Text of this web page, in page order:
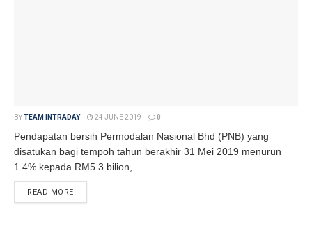
BYTEAM INTRADAY 24 JUNE 2019 0
Pendapatan bersih Permodalan Nasional Bhd (PNB) yang
disatukan bagi tempoh tahun berakhir 31 Mei 2019 menurun
1.4% kepada RM5.3 bilion,...
READ MORE